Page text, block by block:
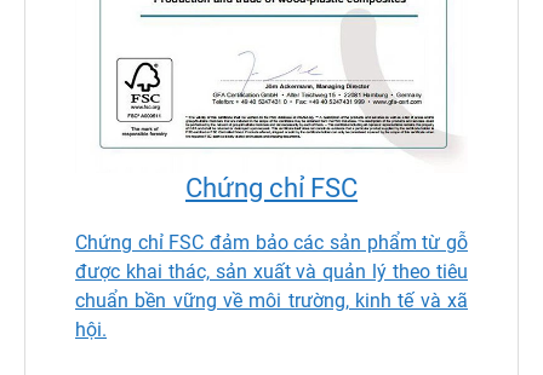
Chứng chỉ FSC
Chứng chỉ FSC đảm bảo các sản phẩm từ gỗ
được khai thác, sản xuất và quản lý theo tiêu
chuẩn bền vững về môi trường, kinh tế và xã
hội.